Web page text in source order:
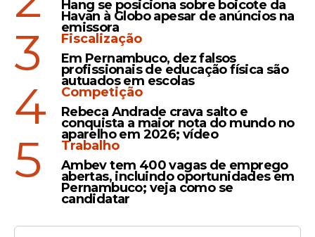
Criada em 1991, aLei Rouanet(Lei nº 8.313)
permite que empresas e cidadãos
destinem parte de seu imposto de renda a
projetos culturais aprovados pelo
Ministério da Cultura. Embora seja um dos
principais mecanismos de fomento
cultural no Brasil, seu uso por instituições
militares divide opiniões. Críticos
reservado a artistas independentes e
Hang se posiciona sobre boicote da
Havan à Globo apesar de anúncios na
emissora
3
Fiscalização
Em Pernambuco, dez falsos
profissionais de educação física são
autuados em escolas
4
Competição
Rebeca Andrade crava salto e
conquista a maior nota do mundo no
aparelho em 2026; vídeo
5
Trabalho
Ambev tem 400 vagas de emprego
abertas, incluindo oportunidades em
Pernambuco; veja como se
candidatar